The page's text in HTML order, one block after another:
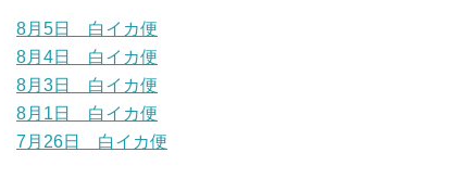
8月5日 白イカ便
8月4日 白イカ便
8月3日 白イカ便
8月1日 白イカ便
7月26日 白イカ便